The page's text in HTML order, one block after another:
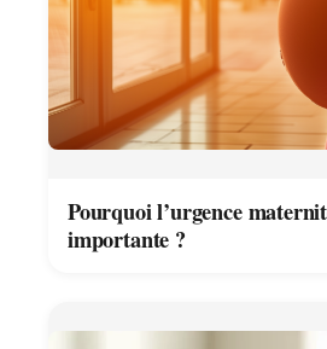
Pourquoi l’urgence
importante ?